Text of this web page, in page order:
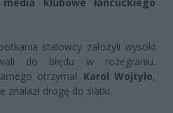
stalowcy założyli wysoki
do błędu w rozegraniu.
otrzymał Karol Wojtyło,
znalazł drogę do siatki.